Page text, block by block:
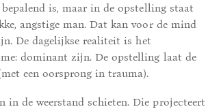
is, maar in de opstelling staat
angstige man. Dat kan voor de mind
De dagelijkse realiteit is het
dominant zijn. De opstelling laat de
een oorsprong in trauma).
in de weerstand schieten. Die projecteert